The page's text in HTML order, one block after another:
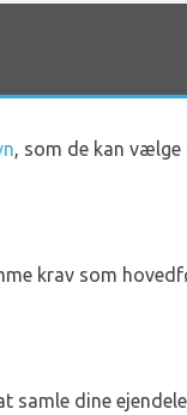
, som de kan vælge
krav som
samle dine